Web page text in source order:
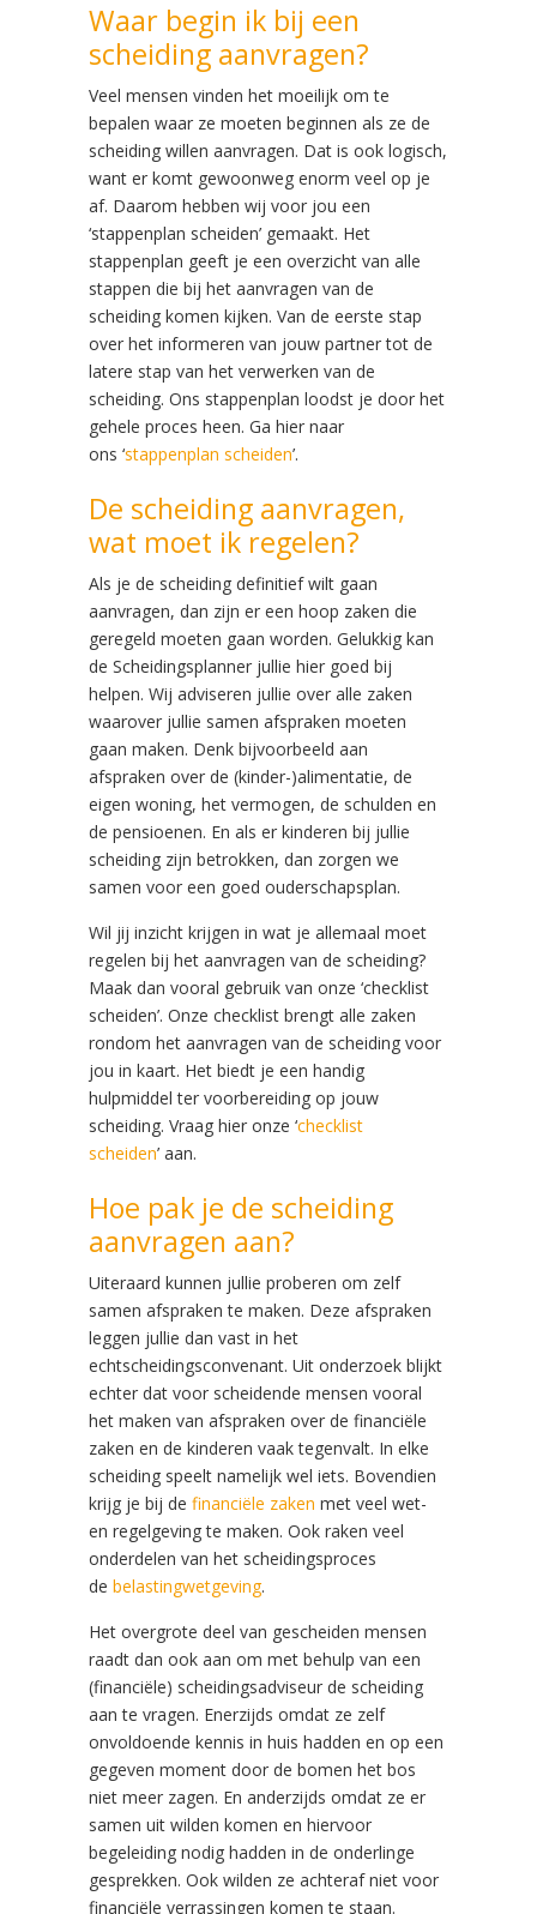
Waar begin ik bij een
scheiding aanvragen?
Veel mensen vinden het moeilijk om te
bepalen waar ze moeten beginnen als ze de
scheiding willen aanvragen. Dat is ook logisch,
want er komt gewoonweg enorm veel op je
af. Daarom hebben wij voor jou een
‘stappenplan scheiden’ gemaakt. Het
stappenplan geeft je een overzicht van alle
stappen die bij het aanvragen van de
scheiding komen kijken. Van de eerste stap
over het informeren van jouw partner tot de
latere stap van het verwerken van de
scheiding. Ons stappenplan loodst je door het
gehele proces heen. Ga hier naar
ons ‘stappenplan scheiden’.
De scheiding aanvragen,
wat moet ik regelen?
Als je de scheiding definitief wilt gaan
aanvragen, dan zijn er een hoop zaken die
geregeld moeten gaan worden. Gelukkig kan
de Scheidingsplanner jullie hier goed bij
helpen. Wij adviseren jullie over alle zaken
waarover jullie samen afspraken moeten
gaan maken. Denk bijvoorbeeld aan
afspraken over de (kinder-)alimentatie, de
eigen woning, het vermogen, de schulden en
de pensioenen. En als er kinderen bij jullie
scheiding zijn betrokken, dan zorgen we
samen voor een goed ouderschapsplan.
Wil jij inzicht krijgen in wat je allemaal moet
regelen bij het aanvragen van de scheiding?
Maak dan vooral gebruik van onze ‘checklist
scheiden’. Onze checklist brengt alle zaken
rondom het aanvragen van de scheiding voor
jou in kaart. Het biedt je een handig
hulpmiddel ter voorbereiding op jouw
scheiding. Vraag hier onze ‘checklist
scheiden’ aan.
Hoe pak je de scheiding
aanvragen aan?
Uiteraard kunnen jullie proberen om zelf
samen afspraken te maken. Deze afspraken
leggen jullie dan vast in het
echtscheidingsconvenant. Uit onderzoek blijkt
echter dat voor scheidende mensen vooral
het maken van afspraken over de financiële
zaken en de kinderen vaak tegenvalt. In elke
scheiding speelt namelijk wel iets. Bovendien
krijg je bij de financiële zaken met veel wet-
en regelgeving te maken. Ook raken veel
onderdelen van het scheidingsproces
de belastingwetgeving.
Het overgrote deel van gescheiden mensen
raadt dan ook aan om met behulp van een
(financiële) scheidingsadviseur de scheiding
aan te vragen. Enerzijds omdat ze zelf
onvoldoende kennis in huis hadden en op een
gegeven moment door de bomen het bos
niet meer zagen. En anderzijds omdat ze er
samen uit wilden komen en hiervoor
begeleiding nodig hadden in de onderlinge
gesprekken. Ook wilden ze achteraf niet voor
financiële verrassingen komen te staan.